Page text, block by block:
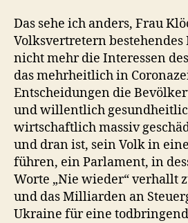
Das sehe ich anders, Frau
Volksvertretern bestehendes
nicht mehr die Interessen
das mehrheitlich in
Entscheidungen die
und willentlich
wirtschaftlich massiv
und dran ist, sein Volk in
führen, ein Parlament, in
Worte „Nie wieder“ verhallt
und das Milliarden an
Ukraine für eine